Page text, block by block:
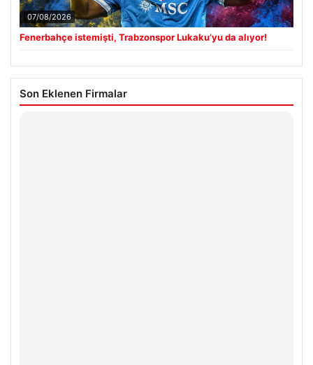
07/08/2026
Fenerbahçe istemişti, Trabzonspor Lukaku’yu da alıyor!
Son Eklenen Firmalar